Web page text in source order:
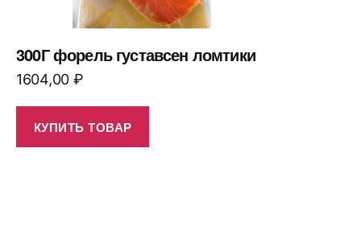
300Г форель густавсен ломтики
1604,00 ₽
КУПИТЬ ТОВАР